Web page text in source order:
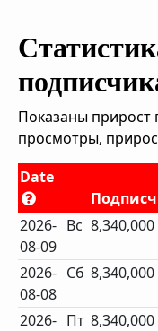
Показаны прирост
просмотры,
Date
2026-
08-09
Вс 8,340,000
2026-
08-08
Сб 8,340,000
2026- Пт 8,340,000